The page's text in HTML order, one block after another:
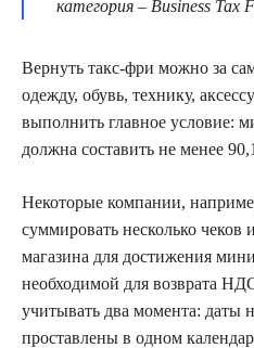
категория – Business Tax
Вернуть такс-фри можно за
одежду, обувь, технику,
выполнить главное условие:
должна составить не менее
Некоторые компании,
суммировать несколько чеков
магазина для достижения
необходимой для возврата
учитывать два момента: даты
проставлены в одном